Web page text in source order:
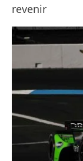
revenir